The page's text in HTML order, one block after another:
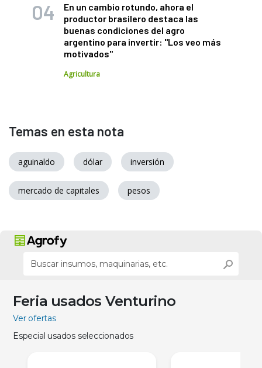
En un cambio rotundo, ahora el
productor brasilero destaca las
buenas condiciones del agro
argentino para invertir: "Los veo más
motivados"
Agricultura
Temas en esta nota
aguinaldo dólar inversión
mercado de capitales pesos
Feria usados Venturino
Ver ofertas
Especial usados seleccionados